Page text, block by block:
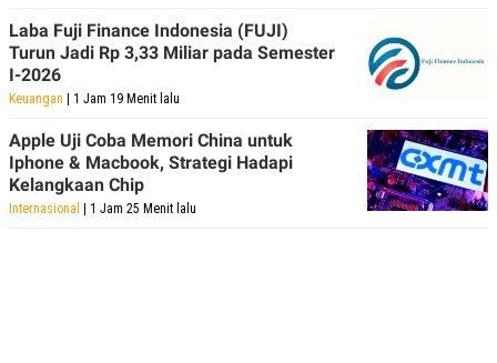
Laba Fuji Finance Indonesia (FUJI)
Turun Jadi Rp 3,33 Miliar pada Semester
I-2026
Keuangan | 1 Jam 19 Menit lalu
Apple Uji Coba Memori China untuk
Iphone & Macbook, Strategi Hadapi
Kelangkaan Chip
Internasional | 1 Jam 25 Menit lalu